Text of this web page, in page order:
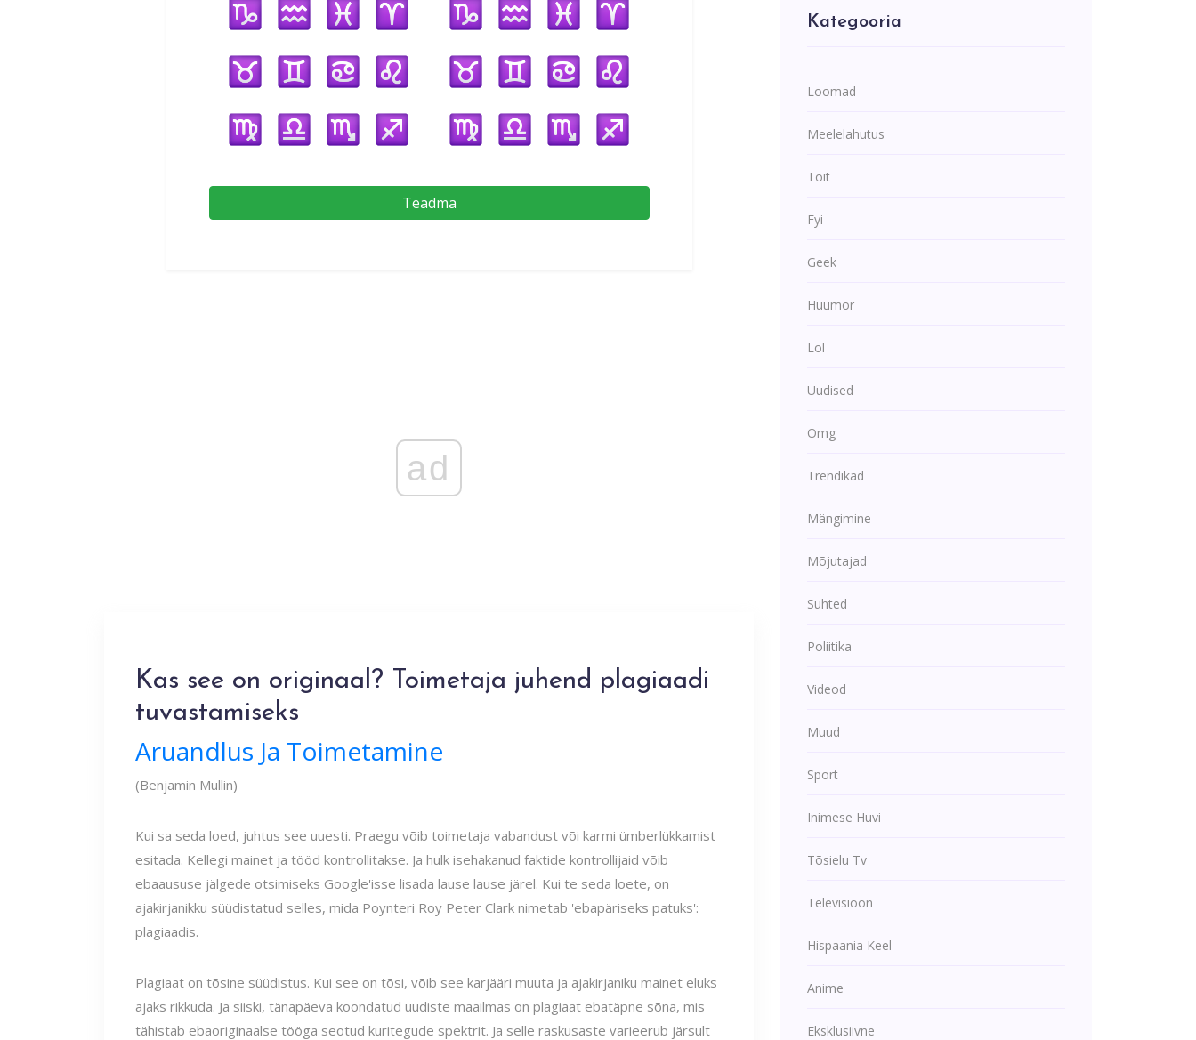
Teadma
ad
Kas see on originaal? Toimetaja juhend plagiaadi
tuvastamiseks
Aruandlus Ja Toimetamine
(Benjamin Mullin)
Kui sa seda loed, juhtus see uuesti. Praegu võib toimetaja vabandust või karmi ümberlükkamist
esitada. Kellegi mainet ja tööd kontrollitakse. Ja hulk isehakanud faktide kontrollijaid võib
ebaaususe jälgede otsimiseks Google'isse lisada lause lause järel. Kui te seda loete, on
ajakirjanikku süüdistatud selles, mida Poynteri Roy Peter Clark nimetab 'ebapäriseks patuks':
plagiaadis.
Plagiaat on tõsine süüdistus. Kui see on tõsi, võib see karjääri muuta ja ajakirjaniku mainet eluks
ajaks rikkuda. Ja siiski, tänapäeva koondatud uudiste maailmas on plagiaat ebatäpne sõna, mis
tähistab ebaoriginaalse tööga seotud kuritegude spektrit. Ja selle raskusaste varieerub järsult
Kategooria
Loomad
Meelelahutus
Toit
Fyi
Geek
Huumor
Lol
Uudised
Omg
Trendikad
Mängimine
Mõjutajad
Suhted
Poliitika
Videod
Muud
Sport
Inimese Huvi
Tõsielu Tv
Televisioon
Hispaania Keel
Anime
Eksklusiivne